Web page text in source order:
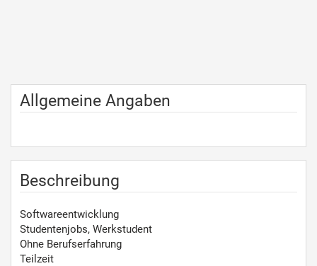
Allgemeine Angaben
Beschreibung
Softwareentwicklung
Studentenjobs, Werkstudent
Ohne Berufserfahrung
Teilzeit